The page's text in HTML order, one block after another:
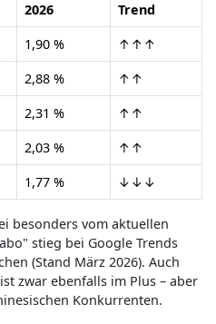
2026
Trend
1,90 %
↑↑↑
2,88 %
↑↑
2,31 %
↑↑
2,03 %
↑↑
1,77 % ↓↓↓
besonders vom aktuellen
stieg bei Google Trends
(Stand März 2026). Auch
zwar ebenfalls im Plus – aber
Konkurrenten.